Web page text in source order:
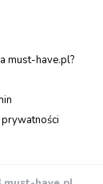
must-have.pl?